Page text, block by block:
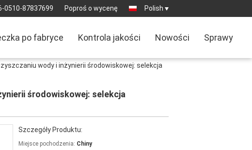
0510-87837699 Poproś o wycenę Polish
po fabryce Kontrola jakości Nowości Sprawy
wody i inżynierii środowiskowej: selekcja
środowiskowej: selekcja
Szczegóły Produktu:
Miejsce pochodzenia: Chiny